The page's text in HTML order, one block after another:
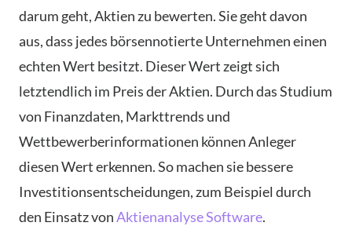
darum geht, Aktien zu bewerten. Sie geht davon
aus, dass jedes börsennotierte Unternehmen einen
echten Wert besitzt. Dieser Wert zeigt sich
letztendlich im Preis der Aktien. Durch das Studium
von Finanzdaten, Markttrends und
Wettbewerberinformationen können Anleger
diesen Wert erkennen. So machen sie bessere
Investitionsentscheidungen, zum Beispiel durch
den Einsatz vonAktienanalyse Software.